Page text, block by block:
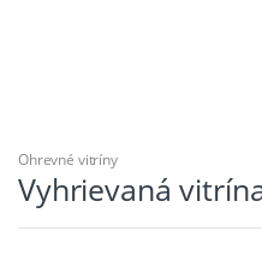
Ohrevné vitríny
Vyhrievaná